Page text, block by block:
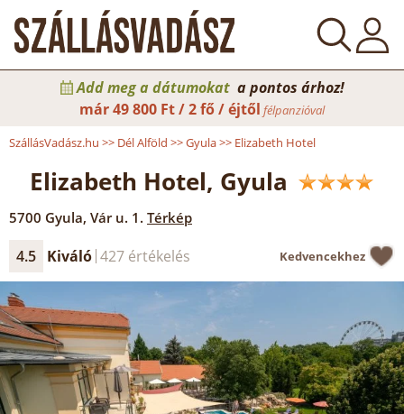
Add meg a dátumokat a pontos árhoz!
már49 800 Ft / 2 fő / éjtől félpanzióval
SzállásVadász.hu >> Dél Alföld >>Gyula>> Elizabeth Hotel
Elizabeth Hotel, Gyula
5700 Gyula, Vár u. 1. Térkép
4.5 Kiváló 427 értékelés Kedvencekhez